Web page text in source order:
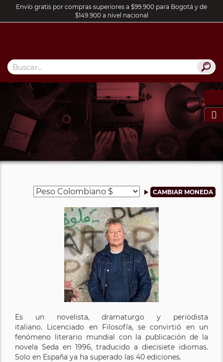
Envío gratis por compras superiores a $99.900 para Bogotá y de
$149.900 a nivel nacional

Es un novelista, dramaturgo y periodista
italiano. Licenciado en Filosofía, se convirtió en un
fenómeno literario mundial con la publicación de la
novela Seda en 1996, traducido a diecisiete idiomas.
Solo en España ya ha superado las 40 ediciones.